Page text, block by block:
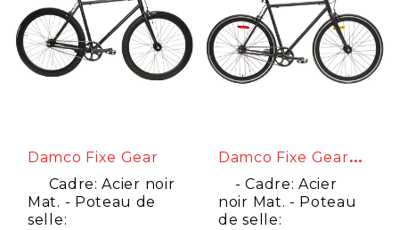
Damco Fixe Gear
Cadre: Acier noir
Mat. - Poteau de
selle:
D
Amco Fixe GeardGuidon Droit
- Cadre: Acier
noir Mat. - Poteau
de selle: